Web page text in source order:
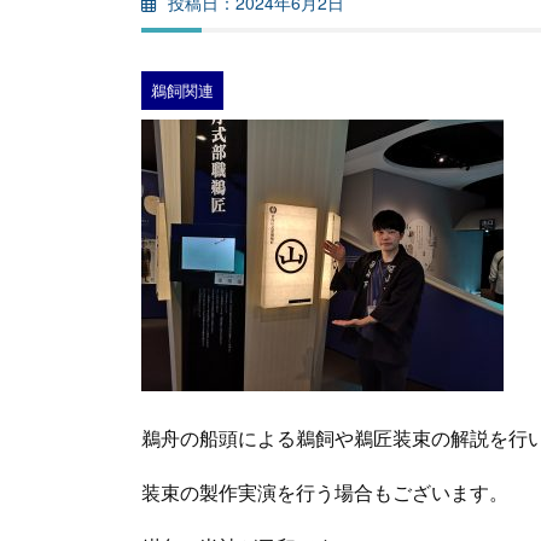
鵜飼関連
鵜舟の船頭による鵜飼や鵜匠装束の解説を行
装束の製作実演を行う場合もございます。